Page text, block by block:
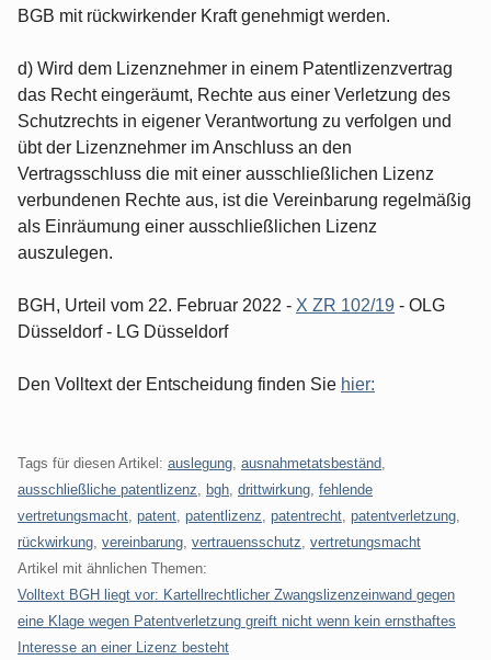
BGB mit rückwirkender Kraft genehmigt werden.
d) Wird dem Lizenznehmer in einem Patentlizenzvertrag
das Recht eingeräumt, Rechte aus einer Verletzung des
Schutzrechts in eigener Verantwortung zu verfolgen und
übt der Lizenznehmer im Anschluss an den
Vertragsschluss die mit einer ausschließlichen Lizenz
verbundenen Rechte aus, ist die Vereinbarung regelmäßig
als Einräumung einer ausschließlichen Lizenz
auszulegen.
BGH, Urteil vom 22. Februar 2022 - X ZR 102/19 - OLG
Düsseldorf - LG Düsseldorf
Den Volltext der Entscheidung finden Sie hier:
Tags für diesen Artikel: auslegung ausnahmetatsbeständ
ausschließliche patentlizenz
bgh drittwirkung fehlende
vertretungsmacht patent patentlizenz patentrecht patentverletzung
rückwirkung vereinbarung vertrauensschutz vertretungsmacht
Artikel mit ähnlichen Themen:
Volltext BGH liegt vor: Kartellrechtlicher Zwangslizenzeinwand gegen
eine Klage wegen Patentverletzung greift nicht wenn kein ernsthaftes
Interesse an einer Lizenz besteht